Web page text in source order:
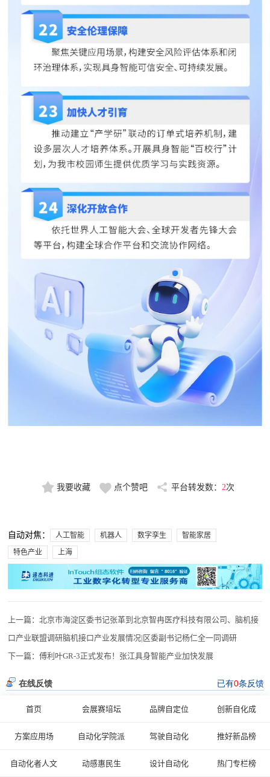
我要收藏 点个赞吧 平台转发数： 2次
自动对焦： 人工智能 机器人 数字孪生
智能家居
特色产业
上海
上一篇：北京市海淀区委书记张革到北京智冉医疗科技有限公司、脑机接
口产业联盟调研脑机接口产业发展情况|区委副书记杨仁全一同调研
下一篇：傅利叶GR-3正式发布！张江具身智能产业加快发展
首页 会展赛培坛 品牌自定位 创新自化成
方案应用场 自动化学院派 驾驶自动化 推好新品榜
自动化者人文 动感惠民生 设计自动化 热门专栏榜